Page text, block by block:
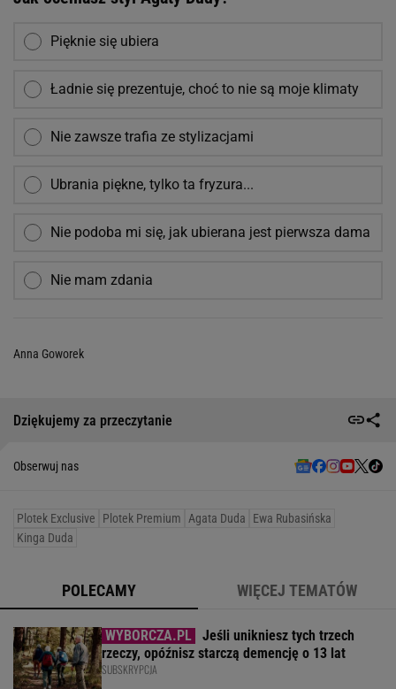
Pięknie się ubiera
Ładnie się prezentuje, choć to nie są moje klimaty
Nie zawsze trafia ze stylizacjami
Ubrania piękne, tylko ta fryzura...
Nie podoba mi się, jak ubierana jest pierwsza dama
Nie mam zdania
Anna Goworek
Dziękujemy za przeczytanie
Obserwuj nas
Plotek Exclusive Plotek Premium Agata Duda
Ewa Rubasińska
Kinga Duda
POLECAMY WIĘCEJ TEMATÓW
Jeśli unikniesz tych trzech
rzeczy, opóźnisz starczą demencję o 13 lat
SUBSKRYPCJA